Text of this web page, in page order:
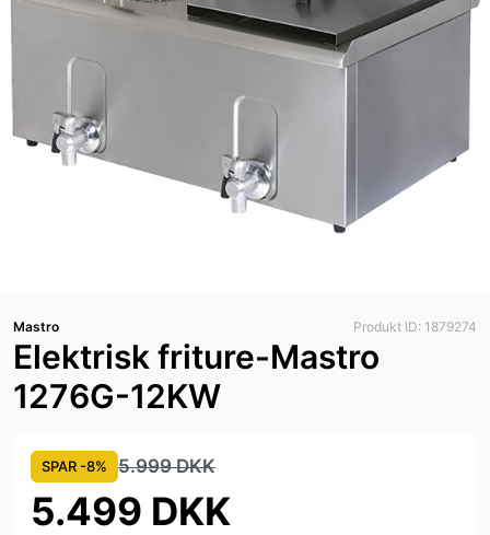
Mastro Produkt ID: 1879274
Elektrisk friture-Mastro
1276G-12KW
SPAR -8% 5.999 DKK
5.499 DKK